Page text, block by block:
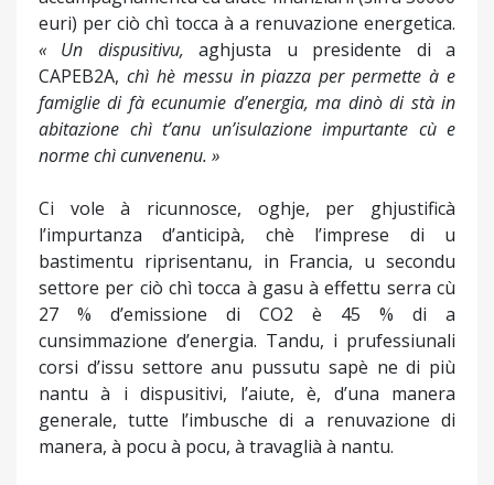
euri) per ciò chì tocca à a renuvazione energetica.
« Un dispusitivu,aghjusta u presidente di a
CAPEB2A, chì hè messu in piazza per permette à e
famiglie di fà ecunumie d’energia, ma dinò di stà in
abitazione chì t’anu un’isulazione impurtante cù e
norme chì cunvenenu. »
Ci vole à ricunnosce, oghje, per ghjustificà
l’impurtanza d’anticipà, chè l’imprese di u
bastimentu riprisentanu, in Francia, u secondu
settore per ciò chì tocca à gasu à effettu serra cù
27 % d’emissione di CO2 è 45 % di a
cunsimmazione d’energia. Tandu, i prufessiunali
corsi d’issu settore anu pussutu sapè ne di più
nantu à i dispusitivi, l’aiute, è, d’una manera
generale, tutte l’imbusche di a renuvazione di
manera, à pocu à pocu, à travaglià à nantu.